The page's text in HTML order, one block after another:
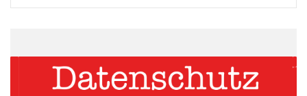
MANAGER gewährleistet – und gehen damit in jeder Hinsicht
auf Nummer sicher: Denn mit der innovativen Lösung der EQS